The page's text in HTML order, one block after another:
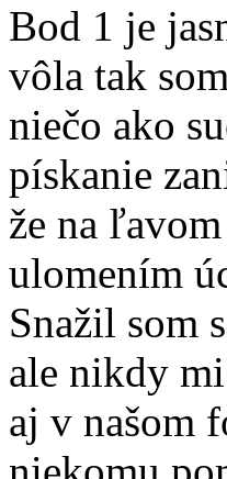
Bod 1 je
vôla tak
niečo ako
pískanie
že na
ulomením
Snažil som
ale nikdy
aj v našom